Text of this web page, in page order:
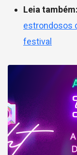
Leia também:
estrondosos
festival